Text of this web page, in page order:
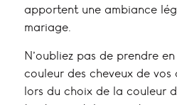
apportent une ambiance
mariage.
N’oubliez pas de prendre
couleur des cheveux de vos
lors du choix de la couleur